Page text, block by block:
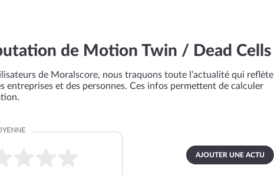
de Motion Twin / Dead Cells
de Moralscore, nous traquons toute l’actualité qui reflète
entreprises et des personnes. Ces infos permettent de calculer
AJOUTER UNE ACTU